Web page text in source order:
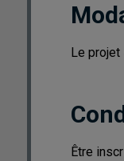
Le projet
Être